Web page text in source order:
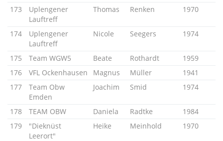
173
Uplengener
Lauftreff
Thomas Renken 1970
174
Uplengener
Lauftreff
Nicole Seegers 1974
175 Team WGW5 Beate Rothardt
1959
176
VFL Ockenhausen Magnus Müller
1941
177
Team Obw
Emden
Joachim Smid 1974
178 TEAM OBW Daniela Radtke
1984
179
"Dieknüst
Leerort"
Heike Meinhold 1970